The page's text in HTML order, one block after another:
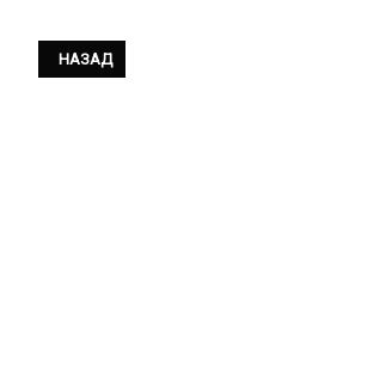
ПРЕДЫДУЩИЙ: LAIBACH - «SKETCHES OF THE
НАЗАД